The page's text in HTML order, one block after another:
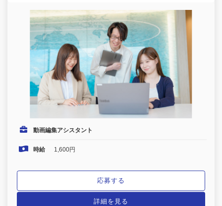
動画編集アシスタント
時給 1,600円
応募する
詳細を見る